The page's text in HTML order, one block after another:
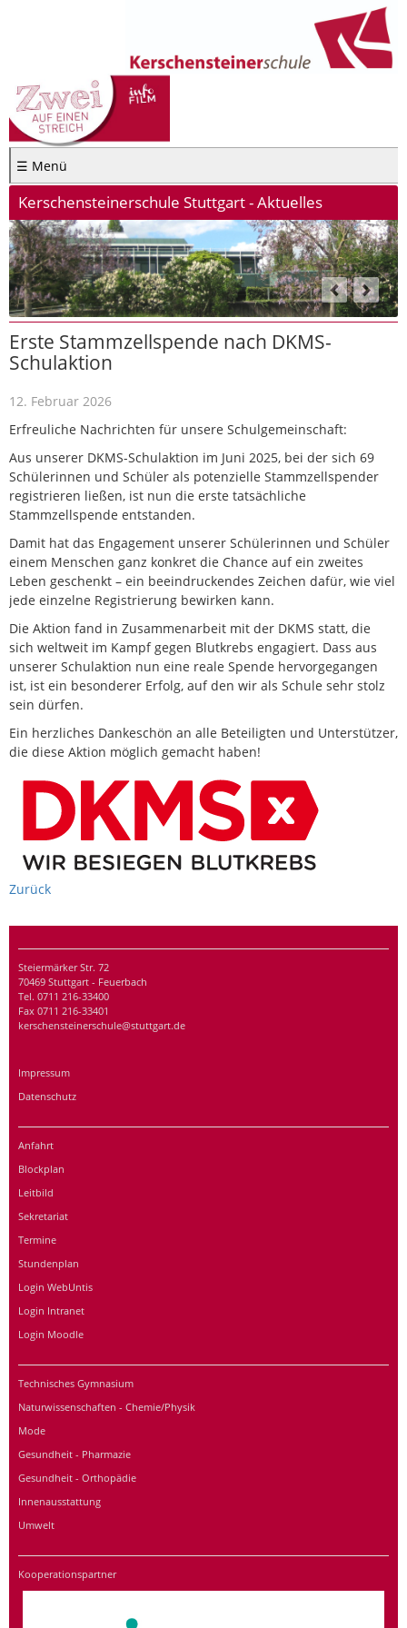
☰ Menü
Kerschensteinerschule Stuttgart - Aktuelles
Erste Stammzellspende nach DKMS-
Schulaktion
12. Februar 2026
Erfreuliche Nachrichten für unsere Schulgemeinschaft:
Aus unserer DKMS-Schulaktion im Juni 2025, bei der sich 69
Schülerinnen und Schüler als potenzielle Stammzellspender
registrieren ließen, ist nun die erste tatsächliche
Stammzellspende entstanden.
Damit hat das Engagement unserer Schülerinnen und Schüler
einem Menschen ganz konkret die Chance auf ein zweites
Leben geschenkt – ein beeindruckendes Zeichen dafür, wie viel
jede einzelne Registrierung bewirken kann.
Die Aktion fand in Zusammenarbeit mit der DKMS statt, die
sich weltweit im Kampf gegen Blutkrebs engagiert. Dass aus
unserer Schulaktion nun eine reale Spende hervorgegangen
ist, ist ein besonderer Erfolg, auf den wir als Schule sehr stolz
sein dürfen.
Ein herzliches Dankeschön an alle Beteiligten und Unterstützer,
die diese Aktion möglich gemacht haben!
Zurück
Steiermärker Str. 72
70469 Stuttgart - Feuerbach
Tel. 0711 216-33400
Fax 0711 216-33401
kerschensteinerschule@stuttgart.de
Impressum
Datenschutz
Anfahrt
Blockplan
Leitbild
Sekretariat
Termine
Stundenplan
Login WebUntis
Login Intranet
Login Moodle
Technisches Gymnasium
Naturwissenschaften - Chemie/Physik
Mode
Gesundheit - Pharmazie
Gesundheit - Orthopädie
Innenausstattung
Umwelt
Kooperationspartner